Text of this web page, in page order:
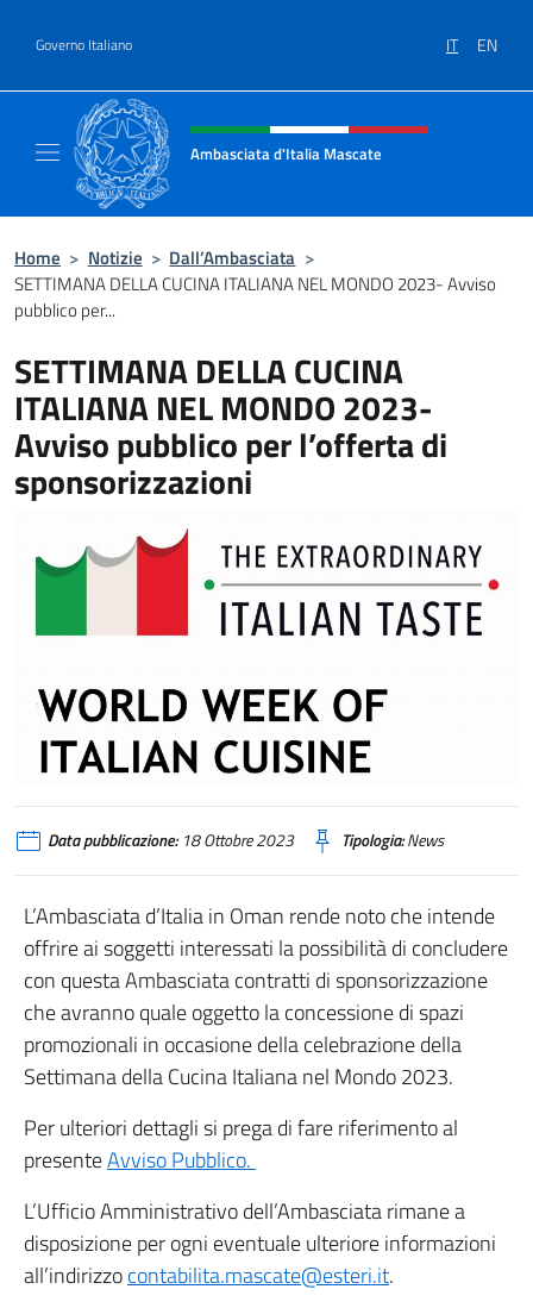
Governo Italiano IT EN
Intestazione sito, social e menù
Ambasciata d'Italia Mascate
Home > Notizie > Dall’Ambasciata >
SETTIMANA DELLA CUCINA ITALIANA NEL MONDO 2023- Avviso
pubblico per...
SETTIMANA DELLA CUCINA
ITALIANA NEL MONDO 2023-
Avviso pubblico per l’offerta di
sponsorizzazioni
Data pubblicazione:18 Ottobre 2023 Tipologia:News
L’Ambasciata d’Italia in Oman rende noto che intende
offrire ai soggetti interessati la possibilità di concludere
con questa Ambasciata contratti di sponsorizzazione
che avranno quale oggetto la concessione di spazi
promozionali in occasione della celebrazione della
Settimana della Cucina Italiana nel Mondo 2023.
Per ulteriori dettagli si prega di fare riferimento al
presenteAvviso Pubblico.
L’Ufficio Amministrativo dell’Ambasciata rimane a
disposizione per ogni eventuale ulteriore informazioni
all’indirizzocontabilita.mascate@esteri.it.